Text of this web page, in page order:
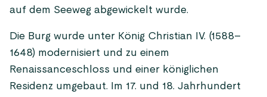
auf dem Seeweg abgewickelt wurde.
Die Burg wurde unter König Christian IV. (1588–
1648) modernisiert und zu einem
Renaissanceschloss und einer königlichen
Residenz umgebaut. Im 17. und 18. Jahrhundert